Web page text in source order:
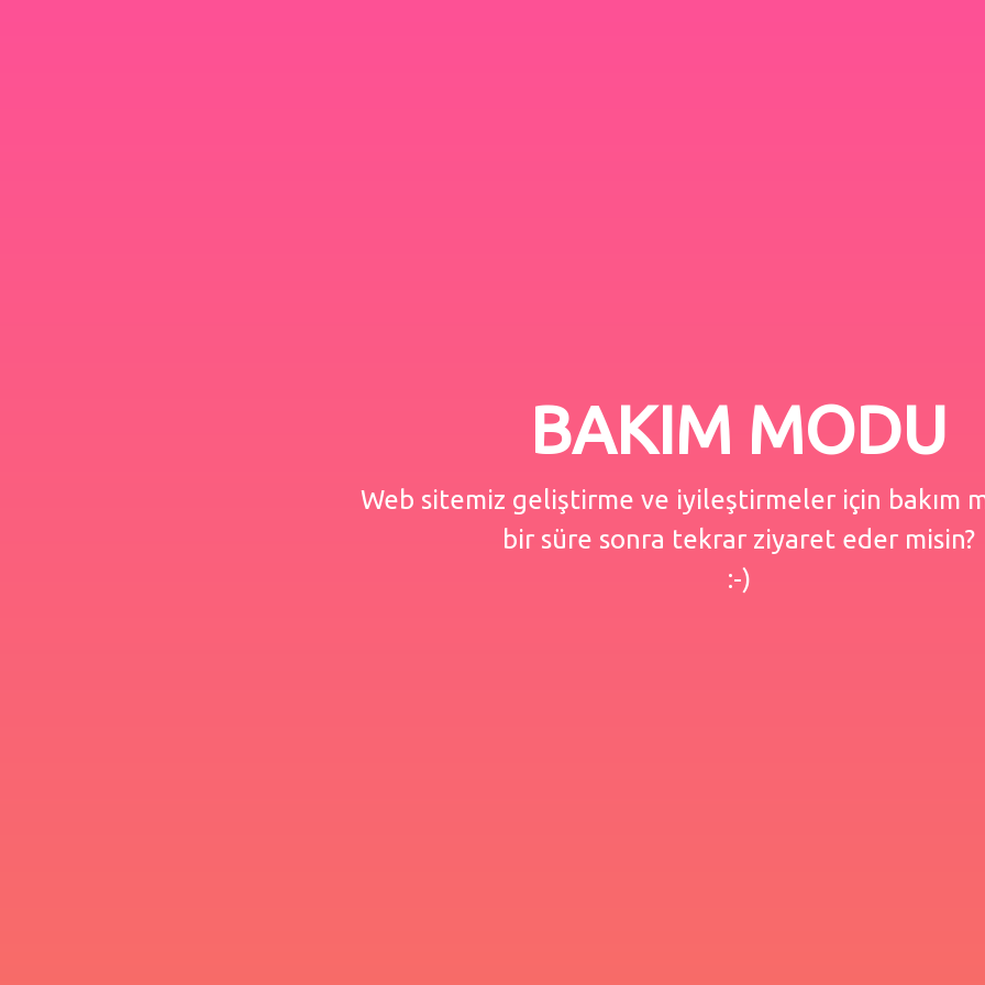
BAKIM MODU
Web sitemiz geliştirme ve iyileştirmeler için bakım
bir süre sonra tekrar ziyaret eder misin?
:-)